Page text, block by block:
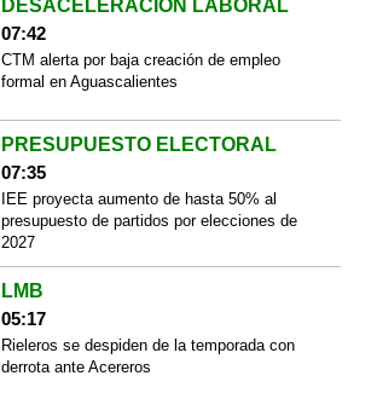
DESACELERACIÓN LABORAL
07:42
CTM alerta por baja creación de empleo
formal en Aguascalientes
PRESUPUESTO ELECTORAL
07:35
IEE proyecta aumento de hasta 50% al
presupuesto de partidos por elecciones de
2027
LMB
05:17
Rieleros se despiden de la temporada con
derrota ante Acereros